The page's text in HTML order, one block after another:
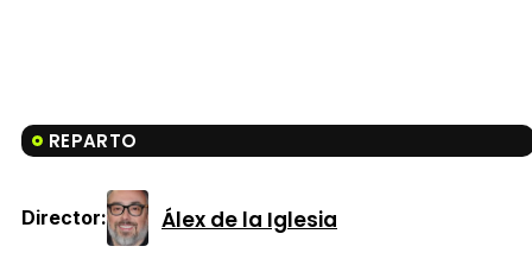
REPARTO
Director: Álex de la Iglesia